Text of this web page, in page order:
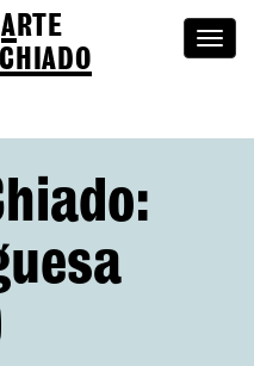
A RTE
CHIADO